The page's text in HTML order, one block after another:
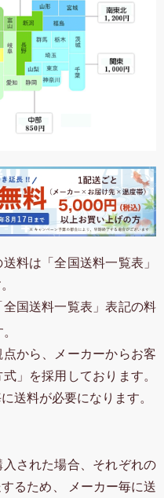
料は「全国送料一覧表」
国送料一覧表」表記の料
から、メーカーからお客
」を採用しております。
送料が必要になります。
された場合、それぞれの
るため、 メーカー毎に送